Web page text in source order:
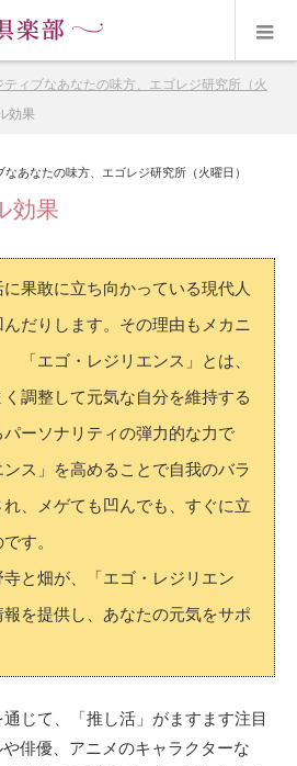
ティブなあなたの味方、エゴレジ研究所（火
効果
なあなたの味方、エゴレジ研究所（火曜日）
効果
果敢に立ち向かっている現代人
だりします。その理由もメカニ
「エゴ・レジリエンス」とは、
調整して元気な自分を維持する
ーソナリティの弾力的な力で
ス」を高めることで自我のバラ
、メゲても凹んでも、すぐに立
す。
と畑が、「エゴ・レジリエン
を提供し、あなたの元気をサポ
じて、「推し活」がますます注目
俳優、アニメのキャラクターな